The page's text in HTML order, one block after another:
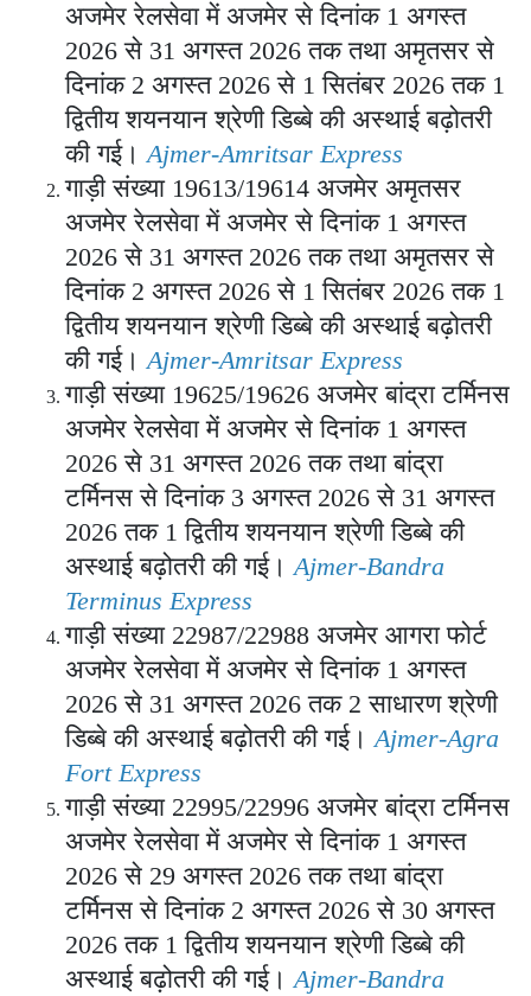
अजमेर रेलसेवा में अजमेर से दिनांक 1 अगस्त
2026 से 31 अगस्त 2026 तक तथा अमृतसर से
दिनांक 2 अगस्त 2026 से 1 सितंबर 2026 तक 1
द्वितीय शयनयान श्रेणी डिब्बे की अस्थाई बढ़ोतरी
की गई।Ajmer-Amritsar Express
गाड़ी संख्या 19613/19614 अजमेर अमृतसर
अजमेर रेलसेवा में अजमेर से दिनांक 1 अगस्त
2026 से 31 अगस्त 2026 तक तथा अमृतसर से
दिनांक 2 अगस्त 2026 से 1 सितंबर 2026 तक 1
द्वितीय शयनयान श्रेणी डिब्बे की अस्थाई बढ़ोतरी
की गई।Ajmer-Amritsar Express
गाड़ी संख्या 19625/19626 अजमेर बांद्रा टर्मिनस
अजमेर रेलसेवा में अजमेर से दिनांक 1 अगस्त
2026 से 31 अगस्त 2026 तक तथा बांद्रा
टर्मिनस से दिनांक 3 अगस्त 2026 से 31 अगस्त
2026 तक 1 द्वितीय शयनयान श्रेणी डिब्बे की
अस्थाई बढ़ोतरी की गई। Ajmer-Bandra
Terminus Express
गाड़ी संख्या 22987/22988 अजमेर आगरा फोर्ट
अजमेर रेलसेवा में अजमेर से दिनांक 1 अगस्त
2026 से 31 अगस्त 2026 तक 2 साधारण श्रेणी
डिब्बे की अस्थाई बढ़ोतरी की गई।Ajmer-Agra
Fort Express
गाड़ी संख्या 22995/22996 अजमेर बांद्रा टर्मिनस
अजमेर रेलसेवा में अजमेर से दिनांक 1 अगस्त
2026 से 29 अगस्त 2026 तक तथा बांद्रा
टर्मिनस से दिनांक 2 अगस्त 2026 से 30 अगस्त
2026 तक 1 द्वितीय शयनयान श्रेणी डिब्बे की
अस्थाई बढ़ोतरी की गई।Ajmer-Bandra